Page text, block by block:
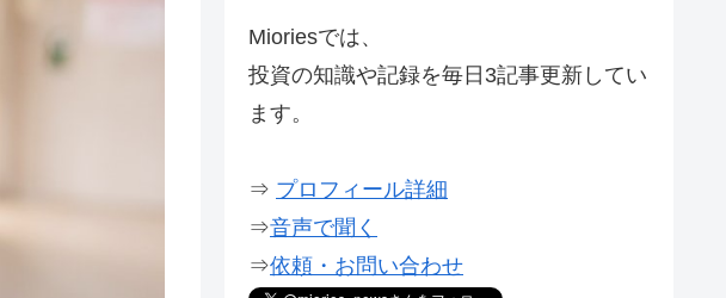
Mioriesでは、
投資の知識や記録を毎日3記事更新してい
ます。
⇒ プロフィール詳細
⇒音声で聞く
⇒依頼・お問い合わせ